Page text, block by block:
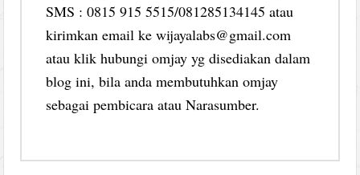
SMS : 0815 915 5515/081285134145 atau
kirimkan email ke wijayalabs@gmail.com
atau klik hubungi omjay yg disediakan dalam
blog ini, bila anda membutuhkan omjay
sebagai pembicara atau Narasumber.